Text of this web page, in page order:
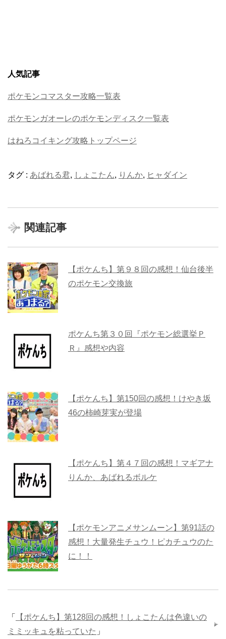
人気記事
ポケモンコマスター攻略一覧表
ポケモンガオーレのポケモンディスク一覧表
はねろコイキング攻略トップページ
タグ : あばれる君, しょこたん, りんか, ヒャダイン
関連記事
【ポケんち】第９８回の感想！仙台後半
のポケモン交換旅
ポケんち第３０回『ポケモン総選挙Ｐ
Ｒ』感想や内容
【ポケんち】第150回の感想！けやき坂
46の柿崎芽実が登場
【ポケんち】第４７回の感想！マギアナ
りんか、あばれるボルケ
【ポケモンアニメサンムーン】第91話の
感想！大量発生チュウ！ピカチュウのた
に！！
「
【ポケんち】第128回の感想！しょこたんは色違いの
ミミッキュを粘っていた 」